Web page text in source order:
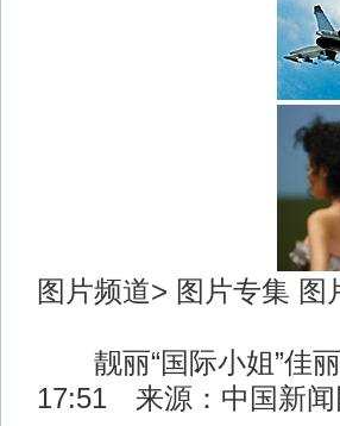
图片频道> 图片专集 图
靓丽“国际小姐”佳丽
17:51 来源：中国新闻